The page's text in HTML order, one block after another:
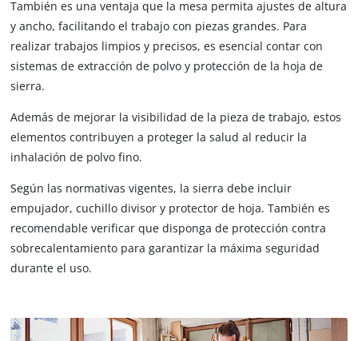
También es una ventaja que la mesa permita ajustes de altura
y ancho, facilitando el trabajo con piezas grandes. Para
realizar trabajos limpios y precisos, es esencial contar con
sistemas de extracción de polvo y protección de la hoja de
sierra.
Además de mejorar la visibilidad de la pieza de trabajo, estos
elementos contribuyen a proteger la salud al reducir la
inhalación de polvo fino.
Según las normativas vigentes, la sierra debe incluir
empujador, cuchillo divisor y protector de hoja. También es
recomendable verificar que disponga de protección contra
sobrecalentamiento para garantizar la máxima seguridad
durante el uso.